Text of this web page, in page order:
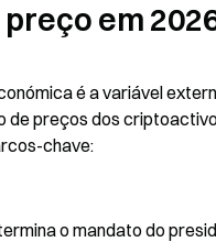
em
é a variável
de preços dos
chave:
o mandato do